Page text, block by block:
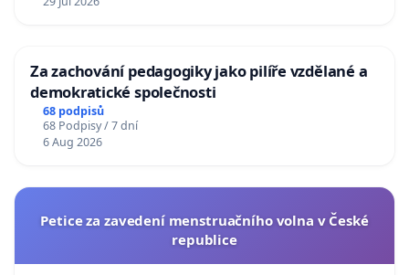
Za zachování pedagogiky jako pilíře vzdělané a
demokratické společnosti
68 podpisů
68 Podpisy / 7 dní
6 Aug 2026
Petice za zavedení menstruačního volna v České
republice